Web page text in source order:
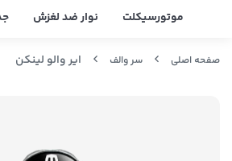
موتورسیکلت
نوار ضد لغزش
صفحه اصلی سر والف ایر والو لینکن